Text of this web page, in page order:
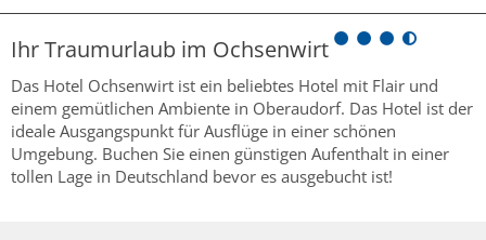
Ihr Traumurlaub im Ochsenwirt
Das Hotel Ochsenwirt ist ein beliebtes Hotel mit Flair und
einem gemütlichen Ambiente in Oberaudorf. Das Hotel ist der
ideale Ausgangspunkt für Ausflüge in einer schönen
Umgebung. Buchen Sie einen günstigen Aufenthalt in einer
tollen Lage in Deutschland bevor es ausgebucht ist!